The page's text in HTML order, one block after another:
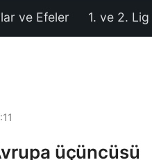
ve Efeler 1. ve 2. Lig
üçüncüsü